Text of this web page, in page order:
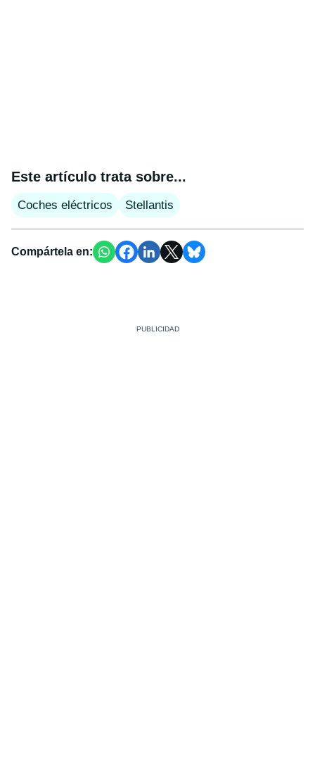
Este artículo trata sobre...
Coches eléctricos Stellantis
Compártela en: